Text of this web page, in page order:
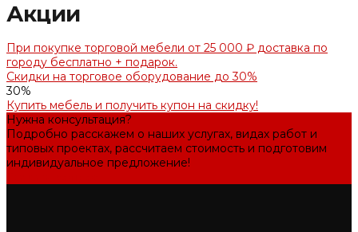
Акции
При покупке торговой мебели от 25 000 ₽ доставка по
городу бесплатно + подарок.
Скидки на торговое оборудование до 30%
30%
Купить мебель и получить купон на скидку!
Нужна консультация?
Подробно расскажем о наших услугах, видах работ и
типовых проектах, рассчитаем стоимость и подготовим
индивидуальное предложение!